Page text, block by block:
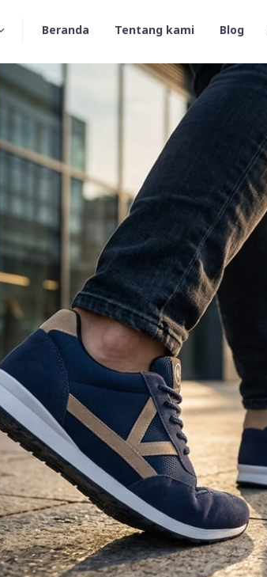
Beranda Tentang kami Blog